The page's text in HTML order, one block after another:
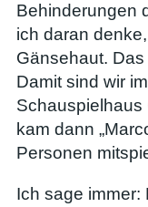
Behinderungen
ich daran
Gänsehaut. Das
Damit sind wir
Schauspielhaus
kam dann
Personen
Ich sage immer: